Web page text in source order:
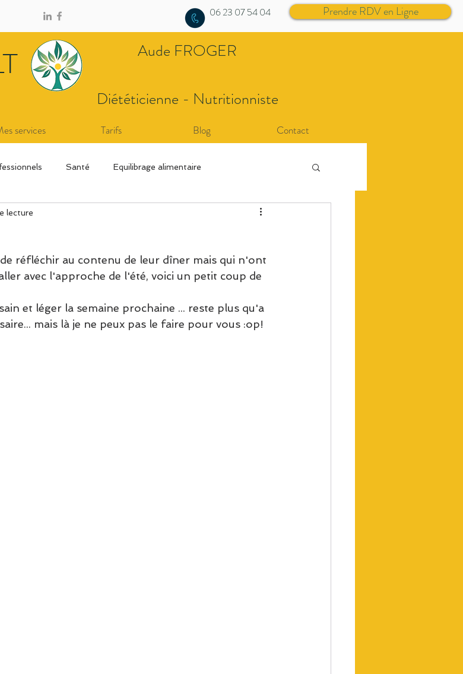
06 23 07 54 04 Prendre RDV en Ligne
Aude FROGER
Diététicienne - Nutritionniste
services Tarifs Blog Contact
Santé Equilibrage alimentaire
lecture
réfléchir au contenu de leur dîner mais qui n'ont
avec l'approche de l'été, voici un petit coup de
et léger la semaine prochaine ... reste plus qu'a
mais là je ne peux pas le faire pour vous :op!